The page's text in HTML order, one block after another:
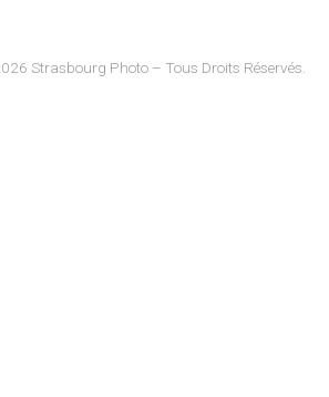
Strasbourg Photo – Tous Droits Réservés.